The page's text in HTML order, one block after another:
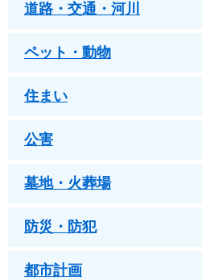
道路・交通・河川
ペット・動物
住まい
公害
墓地・火葬場
防災・防犯
都市計画